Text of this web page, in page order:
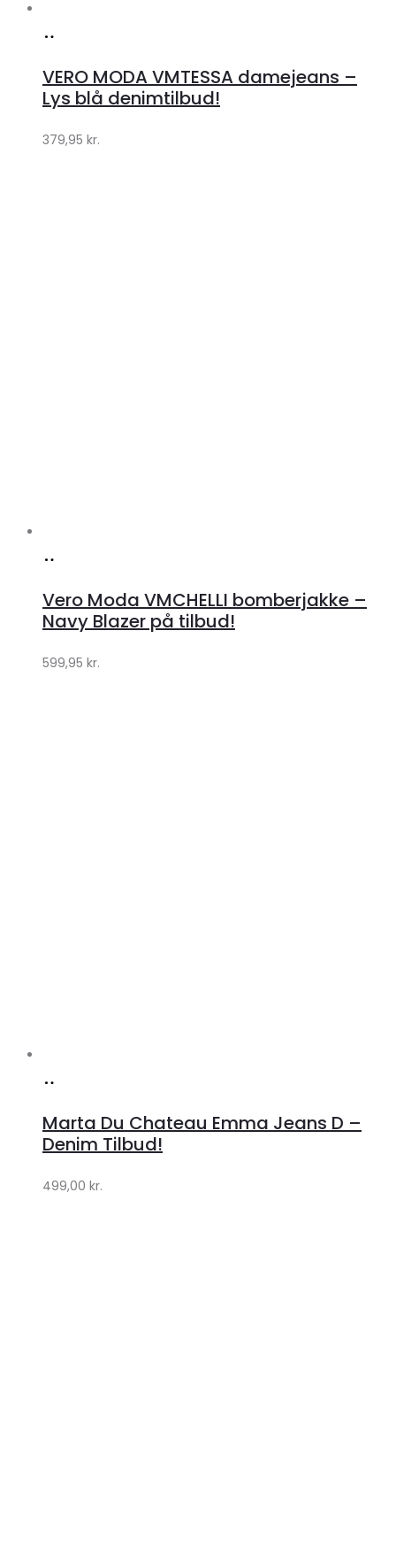
Klædeskabet.dk
VERO MODA VMTESSA damejeans –
Lys blå denimtilbud!
379,95 kr.
Klædeskabet.dk
Vero Moda VMCHELLI bomberjakke –
Navy Blazer på tilbud!
599,95 kr.
Klædeskabet.dk
Marta Du Chateau Emma Jeans D –
Denim Tilbud!
499,00 kr.